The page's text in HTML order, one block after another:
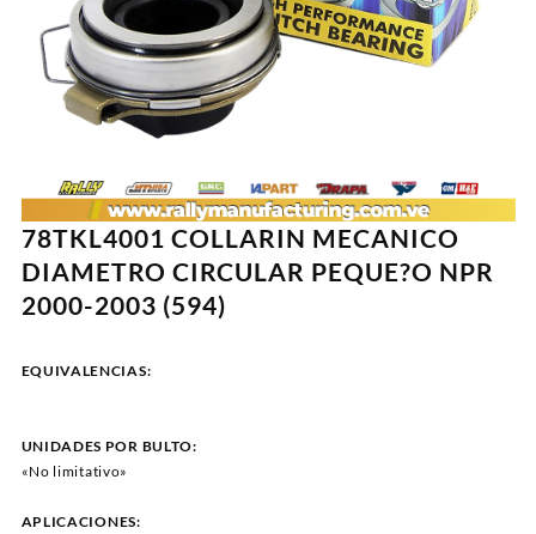
78TKL4001 COLLARIN MECANICO
DIAMETRO CIRCULAR PEQUE?O NPR
2000-2003 (594)
EQUIVALENCIAS:
UNIDADES POR BULTO:
«No limitativo»
APLICACIONES: